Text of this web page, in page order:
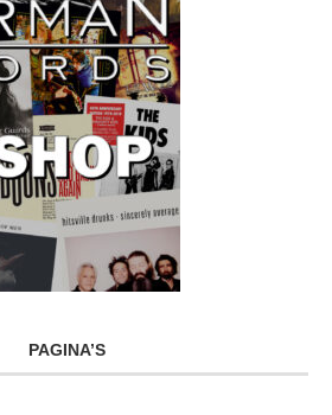
PAGINA’S